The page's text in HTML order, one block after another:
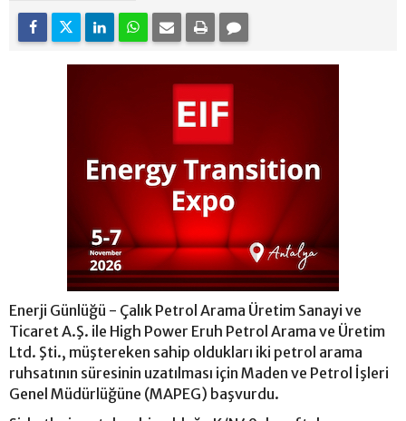
Enerji Günlüğü - Çalık Petrol Arama Üretim Sanayi ve
Ticaret A.Ş. ile High Power Eruh Petrol Arama ve Üretim
Ltd. Şti., müştereken sahip oldukları iki petrol arama
ruhsatının süresinin uzatılması için Maden ve Petrol İşleri
Genel Müdürlüğüne (MAPEG) başvurdu.